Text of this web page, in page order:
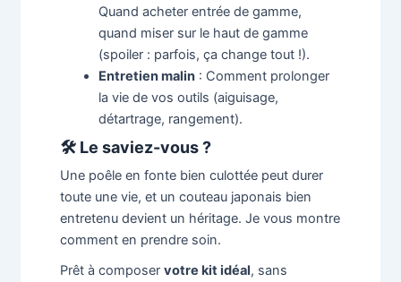
Quand acheter entrée de gamme,
quand miser sur le haut de gamme
(spoiler : parfois, ça change tout !).
Entretien malin : Comment prolonger
la vie de vos outils (aiguisage,
détartrage, rangement).
🛠️ Le saviez-vous ?
Une poêle en fonte bien culottée peut durer
toute une vie, et un couteau japonais bien
entretenu devient un héritage. Je vous montre
comment en prendre soin.
Prêt à composer votre kit idéal, sans